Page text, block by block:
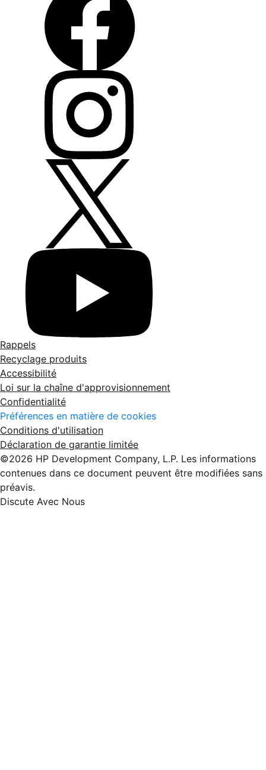
Rappels
Recyclage produits
Accessibilité
Loi sur la chaîne d'approvisionnement
Confidentialité
Préférences en matière de cookies
Conditions d'utilisation
Déclaration de garantie limitée
©2026 HP Development Company, L.P. Les informations
contenues dans ce document peuvent être modifiées sans
préavis.
Discute Avec Nous